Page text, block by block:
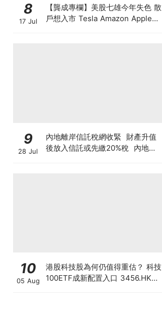
8
17 Jul
【龔成專欄】美股七雄今年失色 散
戶想入市 Tesla Amazon Apple誰
9
28 Jul
內地離岸信託稅網收緊 財產升值
後放入信託或先繳20%稅 內地富
10
05 Aug
港股科技股為何仍值得重估？ 科技
100ETF成新配置入口 3456.HK一